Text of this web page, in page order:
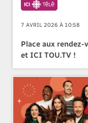
7 AVRIL 2026 À 10:58
Place aux
et ICI TOU.TV !